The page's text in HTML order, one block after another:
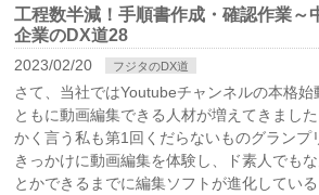
工程数半減！手順書作成・確認作業～
企業のDX道28
2023/02/20 フジタのDX道
さて、当社ではYoutubeチャンネルの本格始
ともに動画編集できる人材が増えてきました
かく言う私も第1回くだらないものグランプ
きっかけに動画編集を体験し、ド素人でも
とかできるまでに編集ソフトが進化している